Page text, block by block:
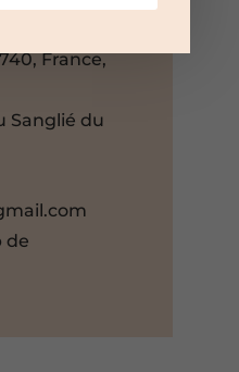
France,
Sanglié du
de